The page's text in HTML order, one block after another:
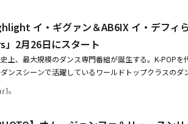
イ・ギグァン＆AB6IX イ・デフィ
」2月26日にスタート
上、最大規模のダンス専門番組が誕生する。K-POP
ンスシーンで活躍しているワールドトップクラスのダ
ービスプラットフォームであるTVINGを通じて、2月26